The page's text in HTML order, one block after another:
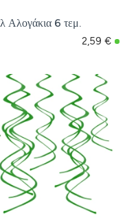
Αλογάκια 6 τεμ.
2,59 €